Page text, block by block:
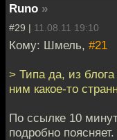
Runo »
#29 | 11.08.11 19:10
Кому: Шмель, #21
> Типа да, из
ним какое-то
По ссылке 10
подробно